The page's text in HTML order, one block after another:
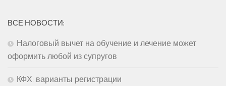
ВСЕ НОВОСТИ:
Налоговый вычет на обучение и лечение может
оформить любой из супругов
КФХ: варианты регистрации